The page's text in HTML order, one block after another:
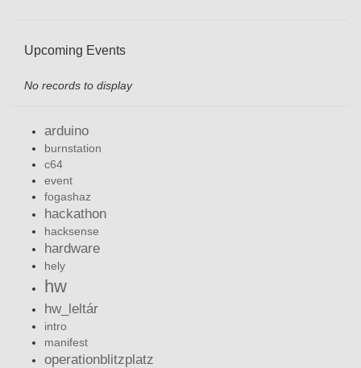
Upcoming Events
No records to display
arduino
burnstation
c64
event
fogashaz
hackathon
hacksense
hardware
hely
hw
hw_leltár
intro
manifest
operationblitzplatz